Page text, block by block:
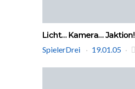
Licht… Kamera… Jaktion!
SpielerDrei
19.01.05